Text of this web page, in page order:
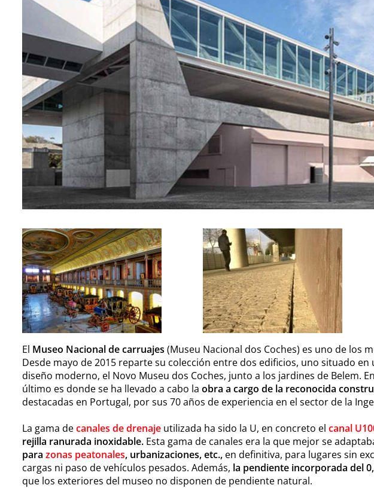
El Museo Nacional de carruajes (Museu Nacional dos Coches) es uno de los
Desde mayo de 2015 reparte su colección entre dos edificios, uno situado
diseño moderno, el Novo Museu dos Coches, junto a los jardines de Belem.
último es donde se ha llevado a cabo la obra a cargo de la reconocida
destacadas en Portugal, por sus 70 años de experiencia en el sector de la
La gama decanales de drenaje utilizada ha sido la U, en concreto el canal
rejilla ranurada inoxidable. Esta gama de canales era la que mejor se
para zonas peatonales, urbanizaciones, etc., en definitiva, para lugares sin
cargas ni paso de vehículos pesados. Además, la pendiente incorporada del
que los exteriores del museo no disponen de pendiente natural.